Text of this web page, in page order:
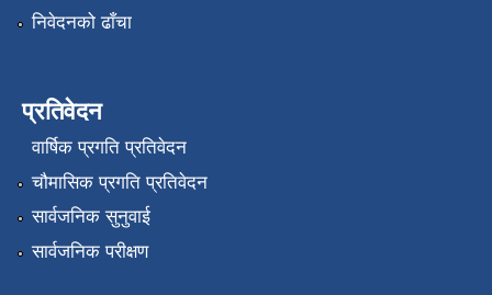
निवेदनको ढाँचा
प्रतिवेदन
वार्षिक प्रगति प्रतिवेदन
चौमासिक प्रगति प्रतिवेदन
सार्वजनिक सुनुवाई
सार्वजनिक परीक्षण